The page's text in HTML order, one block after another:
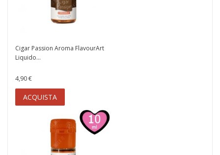
Cigar Passion Aroma FlavourArt
Liquido...
4,90 €
ACQUISTA